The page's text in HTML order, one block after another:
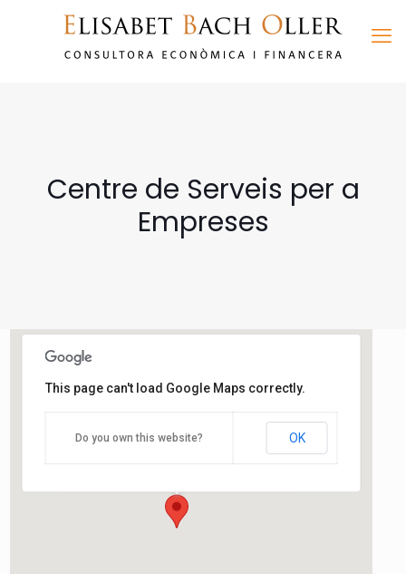
Centre de Serveis per a
Empreses
Centre de Serveis per a
C. del Berguedà, 43. Polígon Industrial Pla de
This page can't load Google Maps correctly.
Do you own this website? OK